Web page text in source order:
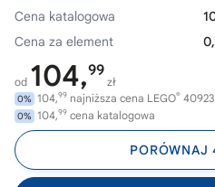
Cena katalogowa
Cena za element
0,
od 104,99
zł
0% 104,99 najniższa cena LEGO®
0% 104,99 cena katalogowa
PORÓWNAJ